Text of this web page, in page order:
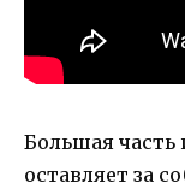
Большая
оставляет за